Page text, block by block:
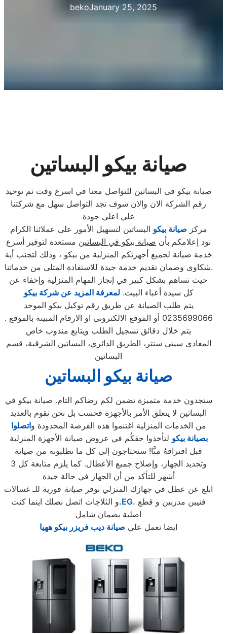
bekoJanuary 25, 2025
صيانة بيكو البساتين
صيانة بيكو فى البساتين للتواصل معنا في اسرع وقت تم توحيد
رقم الشركة الان والان سوف تجد التواصل سهل مع شركتنا
علي اعلي جودة
مركز صيانة بيكو البساتين لتسهيل الأمور على عملائنا الكرام
نود إعلامكم بأن صيانة بيكو في البساتين مستعدة لتوفير أسرع
خدمة صيانة لجميع أجهزتكم المنزلية من بيكو ، وذلك لتجنب أية
شكاوى وضمان تقديم خدمة جيدة للاستفادة المثلى من خدماتنا.
حيث تساهم بشكل كبير في إنجاز المهام المنزلية وإخفاء عن
كل سيدة أعباء البيت. لمعرفة المزيد عن شركة بيكو
يتم طلب الصيانة عن طريق رقم توكيل بيكو الموحد
0235699066 أو الموقع الالكترونى او الارقام المبينة بالموقع .
يتم خلال دقائق تسجيل الطلب ويتابع مندوب خاص
المعادى سيتى سنتر، الطريق الدائري، البساتين الشرقية، قسم
البساتين
صيانة بيكو البساتين
ستجدون خدمة متميزة تضمن لكم رضاكم التام. صيانة بيكو في
البساتين لا يتعلق الأمر بالأجهزة فحسب بل نحن نقوم بالعديد
من الخدمات المنزلية اغتنموا هذه الفرصة المحدودة واتصلوا
بصيانة بيكو لتأخذوا حقكُم في عروض صيانة الأجهزة المنزلية
قبل افتراقهُ منَّا! ستحتاجون إلى كل ما تطلبونه من صيانة
وتجديد الجهاز، وإصلاح جميع الأعطال. كما يلزم متابعة كل 3
أشهر للتأكد من أن الجهاز في حالة جيدة
ابلغ عن عطل في جهازك المنزلي نوفر صيانة فورية للـ غسالات
و الثلاجات اتصل نصلك اينما كنت.EG.
اصلية بضمان شامل
ايضا نعمل علي صيانة ديب فريزر بيكو ههيا